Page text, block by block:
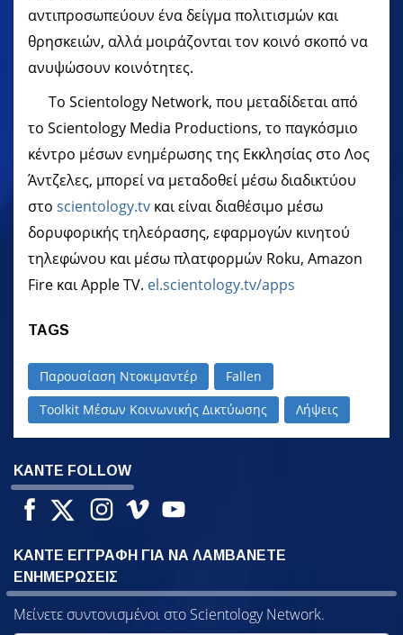
αντιπροσωπεύουν ένα δείγμα πολιτισμών και
θρησκειών, αλλά μοιράζονται τον κοινό σκοπό να
ανυψώσουν κοινότητες.
Το Scientology Network, που μεταδίδεται από
το Scientology Media Productions, το παγκόσμιο
κέντρο μέσων ενημέρωσης της Εκκλησίας στο Λος
Άντζελες, μπορεί να μεταδοθεί μέσω διαδικτύου
στο scientology.tv και είναι διαθέσιμο μέσω
δορυφορικής τηλεόρασης, εφαρμογών κινητού
τηλεφώνου και μέσω πλατφορμών Roku, Amazon
Fire και Apple TV. el.scientology.tv/apps
TAGS
Παρουσίαση Ντοκιμαντέρ
Fallen
Toolkit Μέσων Κοινωνικής Δικτύωσης
Λήψεις
ΚΑΝΤΕ FOLLOW
ΚΑΝΤΕ ΕΓΓΡΑΦΗ ΓΙΑ ΝΑ ΛΑΜΒΑΝΕΤΕ
ΕΝΗΜΕΡΩΣΕΙΣ
Μείνετε συντονισμένοι στο Scientology Network.